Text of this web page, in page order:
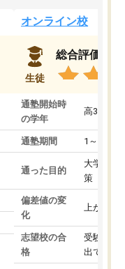
オンライン校
生徒
総合評価
通塾開始時
の学年
高3
通塾期間 1～3ヵ月
通った目的
大学入学
策
偏差値の変
化
上がった
志望校の合
格
受験して
出ていな